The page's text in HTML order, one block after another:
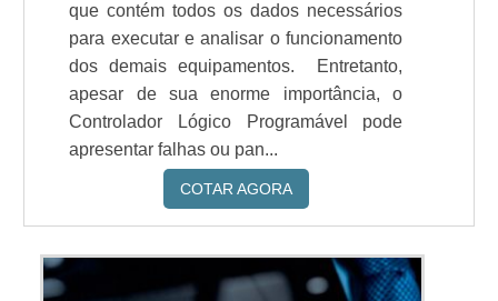
que contém todos os dados necessários
para executar e analisar o funcionamento
dos demais equipamentos. Entretanto,
apesar de sua enorme importância, o
Controlador Lógico Programável pode
apresentar falhas ou pan...
COTAR AGORA